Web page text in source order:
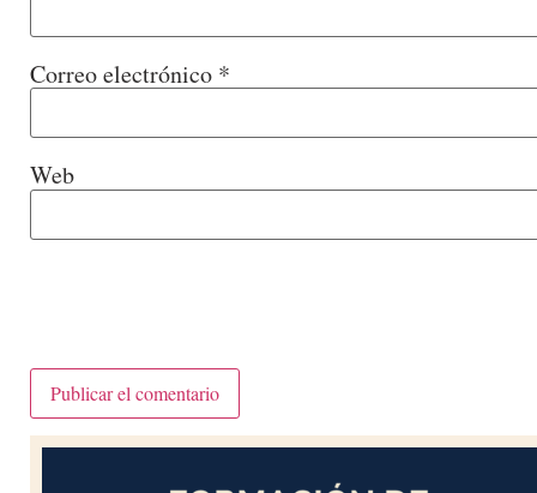
Correo electrónico *
Web